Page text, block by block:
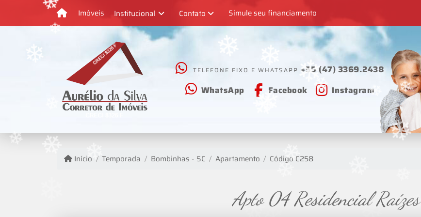
❄
❄ ❄ ❄
❄
❄
❄
❄ ❄
❄
❄
❄ ❄
❄
❄ ❄
Imóveis Institucional Contato Simule seu financiamento
TELEFONE FIXO E WHATSAPP +55 (47) 3369.2438
WhatsApp
Facebook Instagram
Início Temporada Bombinhas - SC Apartamento Código C258
Apto 04 Residencial Raízes